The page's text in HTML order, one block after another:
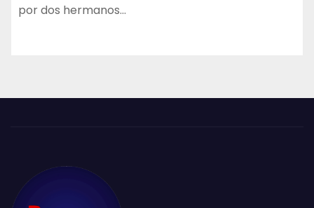
por dos hermanos…